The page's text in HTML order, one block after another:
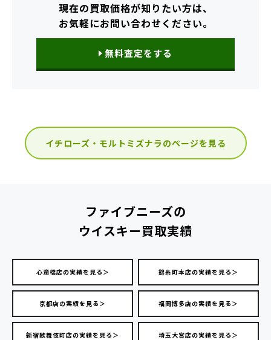
現在の買取価格が知りたい方は、
お気軽にお問い合わせください。
無料査定をする
イチローズ・モルトミズナラのページを見る
ファイブニーズの
ウイスキー買取実績
心斎橋店の実績を見る＞ 錦糸町本店の実績を見る＞
京都店の実績を見る＞ 福岡博多店の実績を見る＞
新宿歌舞伎町店の実績を見る＞ 埼玉大宮店の実績を見る＞